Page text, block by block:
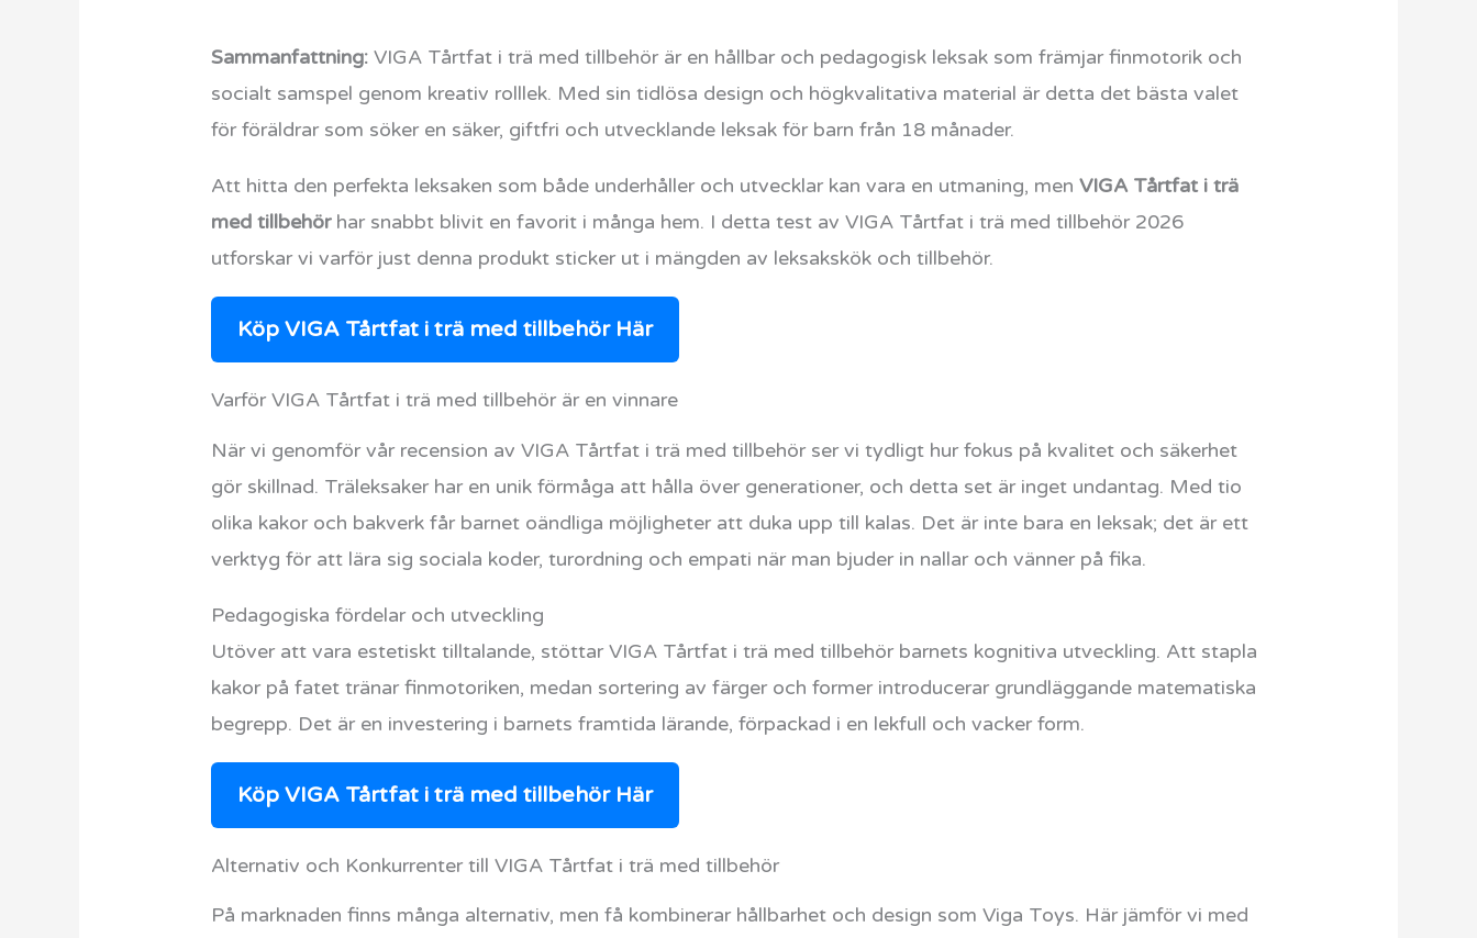
Sammanfattning: VIGA Tårtfat i trä med tillbehör är en hållbar och pedagogisk leksak som främjar finmotorik och
socialt samspel genom kreativ rolllek. Med sin tidlösa design och högkvalitativa material är detta det bästa valet
för föräldrar som söker en säker, giftfri och utvecklande leksak för barn från 18 månader.
Att hitta den perfekta leksaken som både underhåller och utvecklar kan vara en utmaning, menVIGA Tårtfat i trä
med tillbehörhar snabbt blivit en favorit i många hem. I detta test av VIGA Tårtfat i trä med tillbehör 2026
utforskar vi varför just denna produkt sticker ut i mängden av leksakskök och tillbehör.
Köp VIGA Tårtfat i trä med tillbehör Här
Varför VIGA Tårtfat i trä med tillbehör är en vinnare
När vi genomför vår recension av VIGA Tårtfat i trä med tillbehör ser vi tydligt hur fokus på kvalitet och säkerhet
gör skillnad. Träleksaker har en unik förmåga att hålla över generationer, och detta set är inget undantag. Med tio
olika kakor och bakverk får barnet oändliga möjligheter att duka upp till kalas. Det är inte bara en leksak; det är ett
verktyg för att lära sig sociala koder, turordning och empati när man bjuder in nallar och vänner på fika.
Pedagogiska fördelar och utveckling
Utöver att vara estetiskt tilltalande, stöttar VIGA Tårtfat i trä med tillbehör barnets kognitiva utveckling. Att stapla
kakor på fatet tränar finmotoriken, medan sortering av färger och former introducerar grundläggande matematiska
begrepp. Det är en investering i barnets framtida lärande, förpackad i en lekfull och vacker form.
Köp VIGA Tårtfat i trä med tillbehör Här
Alternativ och Konkurrenter till VIGA Tårtfat i trä med tillbehör
På marknaden finns många alternativ, men få kombinerar hållbarhet och design som Viga Toys. Här jämför vi med